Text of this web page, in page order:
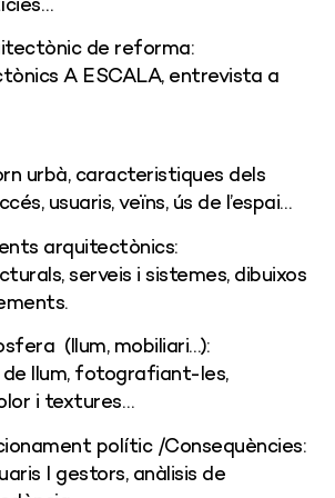
de reforma:
A ESCALA, entrevista a
urbà, caracteristiques dels
usuaris, veïns, ús de l’espai…
arquitectònics:
serveis i sistemes, dibuixos
(llum, mobiliari…):
llum, fotografiant-les,
i textures…
polític /Consequències:
I gestors, anàlisis de